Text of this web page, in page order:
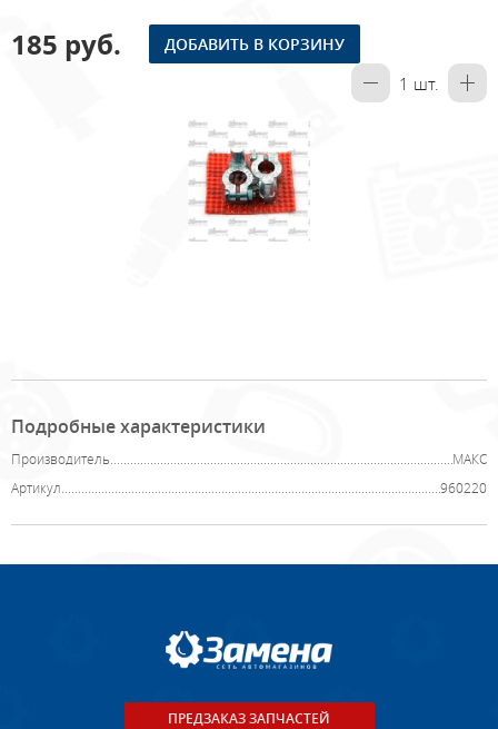
185 руб. ДОБАВИТЬ В КОРЗИНУ
1 шт.
Подробные характеристики
Производитель
МАКС
Артикул
960220
ПРЕДЗАКАЗ ЗАПЧАСТЕЙ